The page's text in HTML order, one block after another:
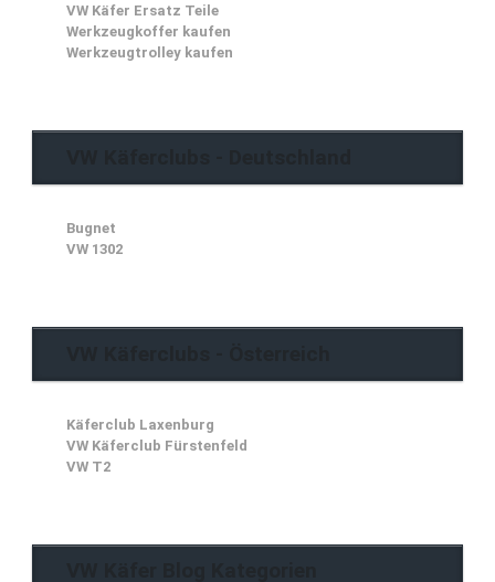
VW Käfer Ersatz Teile
Werkzeugkoffer kaufen
Werkzeugtrolley kaufen
Bugnet
VW 1302
Käferclub Laxenburg
VW Käferclub Fürstenfeld
VW T2